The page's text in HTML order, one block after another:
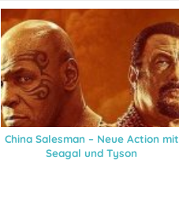
China Salesman – Neue Action mit
Seagal und Tyson